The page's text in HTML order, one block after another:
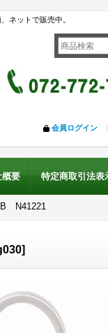
ネットで販売中。
会員ログイン
概要 特定商取引法表
N41221
]